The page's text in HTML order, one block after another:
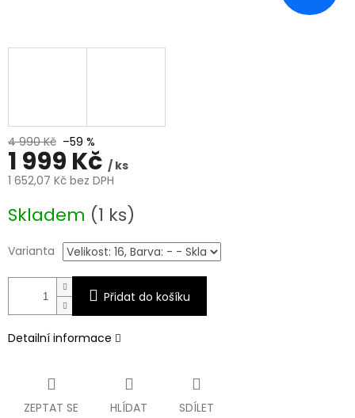
4 990 Kč –59 %
1 999 Kč / ks
1 652,07 Kč bez DPH
cena:
Skladem (1 ks)
Varianta
Přidat do košíku
Detailní informace
ZEPTAT SE HLÍDAT SDÍLET